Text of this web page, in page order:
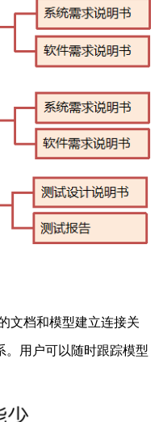
档和模型建立连接关
。用户可以随时跟踪模型